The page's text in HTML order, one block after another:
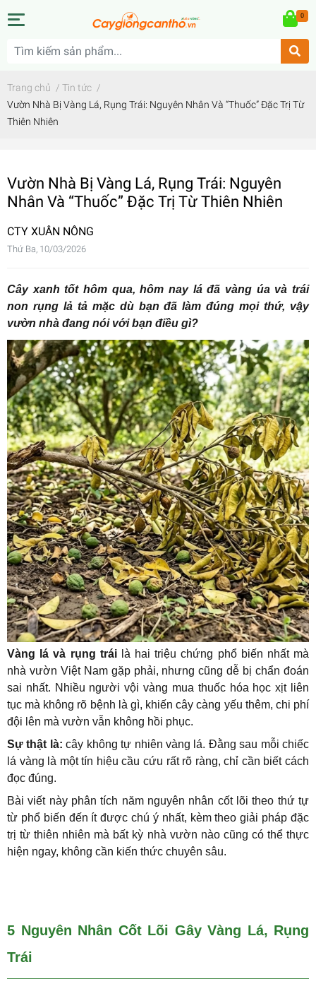
0
Trang chủ / Tin tức /
Vườn Nhà Bị Vàng Lá, Rụng Trái: Nguyên Nhân Và “Thuốc” Đặc Trị Từ
Thiên Nhiên
Vườn Nhà Bị Vàng Lá, Rụng Trái: Nguyên
Nhân Và “Thuốc” Đặc Trị Từ Thiên Nhiên
CTY XUÂN NÔNG
Thứ Ba, 10/03/2026
Cây xanh tốt hôm qua, hôm nay lá đã vàng úa và trái
non rụng lả tả mặc dù bạn đã làm đúng mọi thứ, vậy
vườn nhà đang nói với bạn điều gì?
Vàng lá và rụng tráilà hai triệu chứng phổ biến nhất mà
nhà vườn Việt Nam gặp phải, nhưng cũng dễ bị chẩn đoán
sai nhất. Nhiều người vội vàng mua thuốc hóa học xịt liên
tục mà không rõ bệnh là gì, khiến cây càng yếu thêm, chi phí
đội lên mà vườn vẫn không hồi phục.
Sự thật là: cây không tự nhiên vàng lá. Đằng sau mỗi chiếc
lá vàng là một tín hiệu cầu cứu rất rõ ràng, chỉ cần biết cách
đọc đúng.
Bài viết này phân tích năm nguyên nhân cốt lõi theo thứ tự
từ phổ biến đến ít được chú ý nhất, kèm theo giải pháp đặc
trị từ thiên nhiên mà bất kỳ nhà vườn nào cũng có thể thực
hiện ngay, không cần kiến thức chuyên sâu.
5 Nguyên Nhân Cốt Lõi Gây Vàng Lá, Rụng
Trái